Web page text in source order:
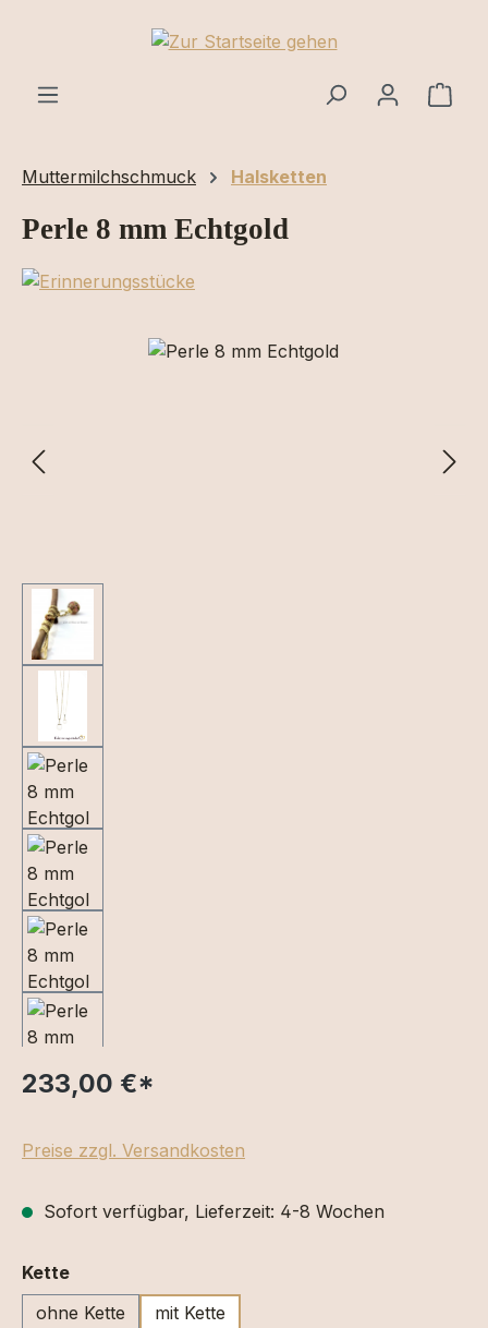
Zum Hauptinhalt springen
Muttermilchschmuck Halsketten
Perle 8 mm Echtgold
Bildergalerie überspringen
233,00 €*
Preise zzgl. Versandkosten
Sofort verfügbar, Lieferzeit: 4-8 Wochen
Ketteauswählen
ohne Kette
mit Kette